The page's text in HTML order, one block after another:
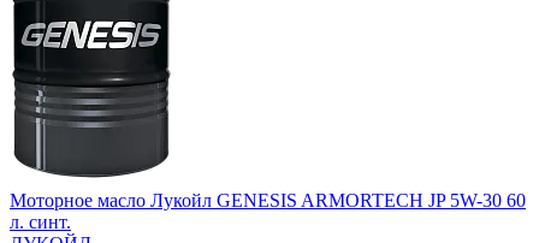
Моторное масло Лукойл GENESIS ARMORTECH JP 5W-30 60
л. синт.